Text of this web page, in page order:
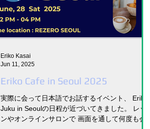
Eriko Cafe in Seoul 2025
実際に会って日本語でお話するイベント、 Eriko
Juku in Seoulの日程が近づいてきました。 レッス
ンやオンラインサロンで 画面を通して何度も会っ
Eriko Kasai
Jun 11, 2025